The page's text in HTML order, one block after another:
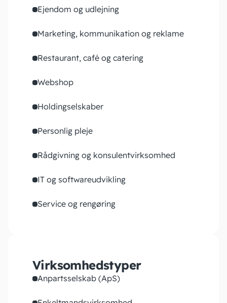
Ejendom og udlejning
Marketing, kommunikation og reklame
Restaurant, café og catering
Webshop
Holdingselskaber
Personlig pleje
Rådgivning og konsulentvirksomhed
IT og softwareudvikling
Service og rengøring
Virksomhedstyper
Anpartsselskab (ApS)